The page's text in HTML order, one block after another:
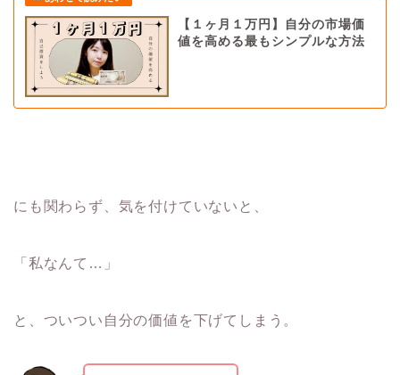
【１ヶ月１万円】自分の市場価
値を高める最もシンプルな方法
にも関わらず、気を付けていないと、
「私なんて…」
と、ついつい自分の価値を下げてしまう。